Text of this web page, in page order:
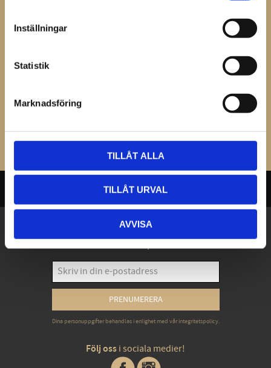
Inställningar
Statistik
Marknadsföring
TILLÅT ALLA
TILLÅT URVAL
AVVISA
Bli den första att lämna ett omdöme.
Exklusiva erbjudanden - Senaste nyheterna -
PRENUMERERA
Dina personuppgifter behandlas i enlighet med vårintegritetspolicy.
Följ oss i sociala medier!